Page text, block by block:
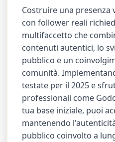
Costruire una presenza
con follower reali
multifaccetto che
contenuti autentici, lo
pubblico e un
comunità.
testate per il 2025 e
professionali come
tua base iniziale, puoi
mantenendo
pubblico coinvolto a